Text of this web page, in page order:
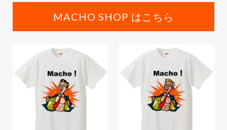
MACHO SHOP はこちら